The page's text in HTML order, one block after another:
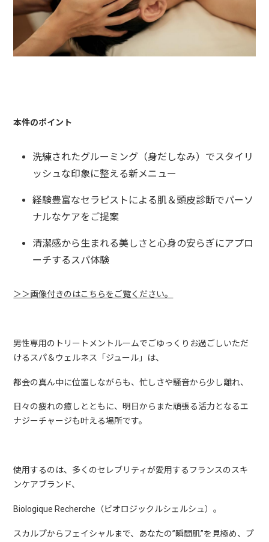
本件のポイント
洗練されたグルーミング（身だしなみ）でスタイリ
ッシュな印象に整える新メニュー
経験豊富なセラピストによる肌＆頭皮診断でパーソ
ナルなケアをご提案
清潔感から生まれる美しさと心身の安らぎにアプロ
ーチするスパ体験
＞＞画像付きのはこちらをご覧ください。
男性専用のトリートメントルームでごゆっくりお過ごしいただ
けるスパ＆ウェルネス「ジュール」は、
都会の真ん中に位置しながらも、忙しさや騒音から少し離れ、
日々の疲れの癒しとともに、明日からまた頑張る活力となるエ
ナジーチャージも叶える場所です。
使用するのは、多くのセレブリティが愛用するフランスのスキ
ンケアブランド、
Biologique Recherche（ビオロジックルシェルシュ）。
スカルプからフェイシャルまで、あなたの”瞬間肌”を見極め、プ